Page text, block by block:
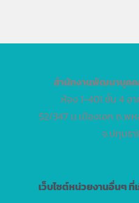
สำนักงานพัฒนาบุค
ห้อง 1-401 ชั้น 4 อ
52/347 ม.เมืองเอก ถ.พ
จ.ปทุมธ
เว็บไซต์หน่วยงานอื่นๆ ที่